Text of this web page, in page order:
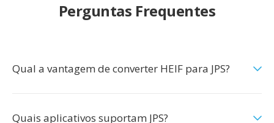
Perguntas Frequentes
Qual a vantagem de converter HEIF para JPS?
Quais aplicativos suportam JPS?